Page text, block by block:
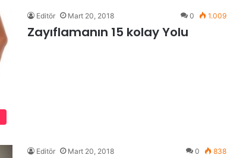
Editör Mart 20, 2018 0 1.009
Zayıflamanın 15 kolay Yolu
Editör Mart 20, 2018 0 838